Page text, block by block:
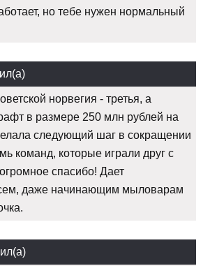
но тебе нужен нормальный
норвегия - третья, а
в размере 250 млн рублей на
следующий шаг в сокращении
команд, которые играли друг с
спасибо! Дает
даже начинающим мыловарам